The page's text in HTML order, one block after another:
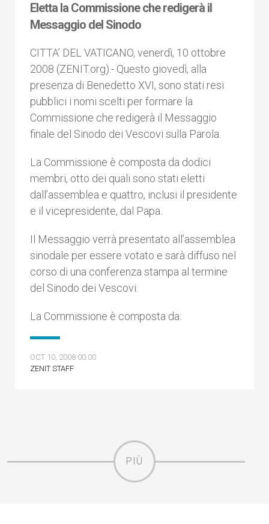
Eletta la Commissione che redigerà il
Messaggio del Sinodo
CITTA’ DEL VATICANO, venerdì, 10 ottobre
2008 (ZENIT.org).- Questo giovedì, alla
presenza di Benedetto XVI, sono stati resi
pubblici i nomi scelti per formare la
Commissione che redigerà il Messaggio
finale del Sinodo dei Vescovi sulla Parola.
La Commissione è composta da dodici
membri, otto dei quali sono stati eletti
dall’assemblea e quattro, inclusi il presidente
e il vicepresidente, dal Papa.
Il Messaggio verrà presentato all’assemblea
sinodale per essere votato e sarà diffuso nel
corso di una conferenza stampa al termine
del Sinodo dei Vescovi.
La Commissione è composta da:
OCT 10, 2008 00:00
ZENIT STAFF
PIÙ